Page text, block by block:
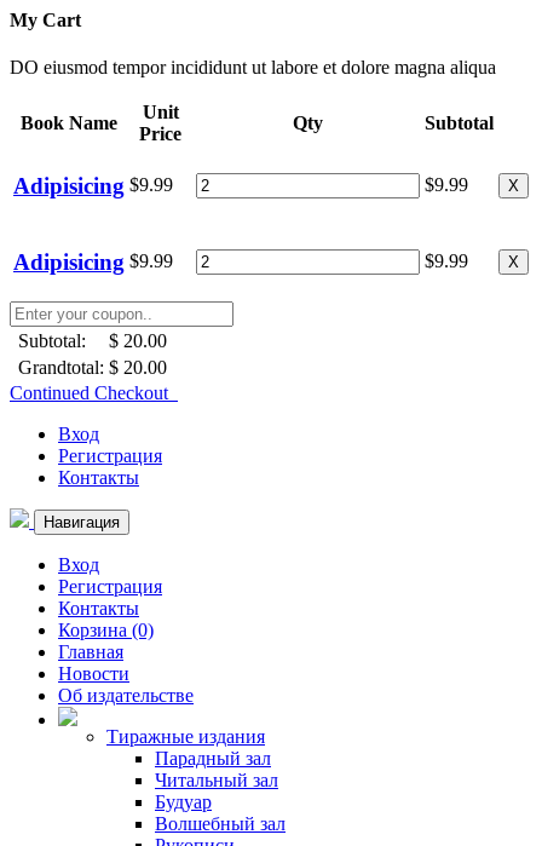
My Cart
DO eiusmod tempor incididunt ut labore et dolore magna aliqua
Book Name
Unit
Price
Qty Subtotal
Adipisicing $9.99 $9.99 X
Adipisicing $9.99 $9.99 X
Subtotal:
$ 20.00
Grandtotal: $ 20.00
Continued Checkout
Вход
Регистрация
Контакты
Навигация
Вход
Регистрация
Контакты
Корзина (0)
Главная
Новости
Об издательстве
Тиражные издания
Парадный зал
Читальный зал
Будуар
Волшебный зал